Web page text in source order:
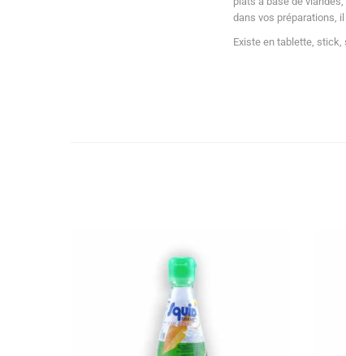
dans vos préparations,
Existe en tablette, stick,